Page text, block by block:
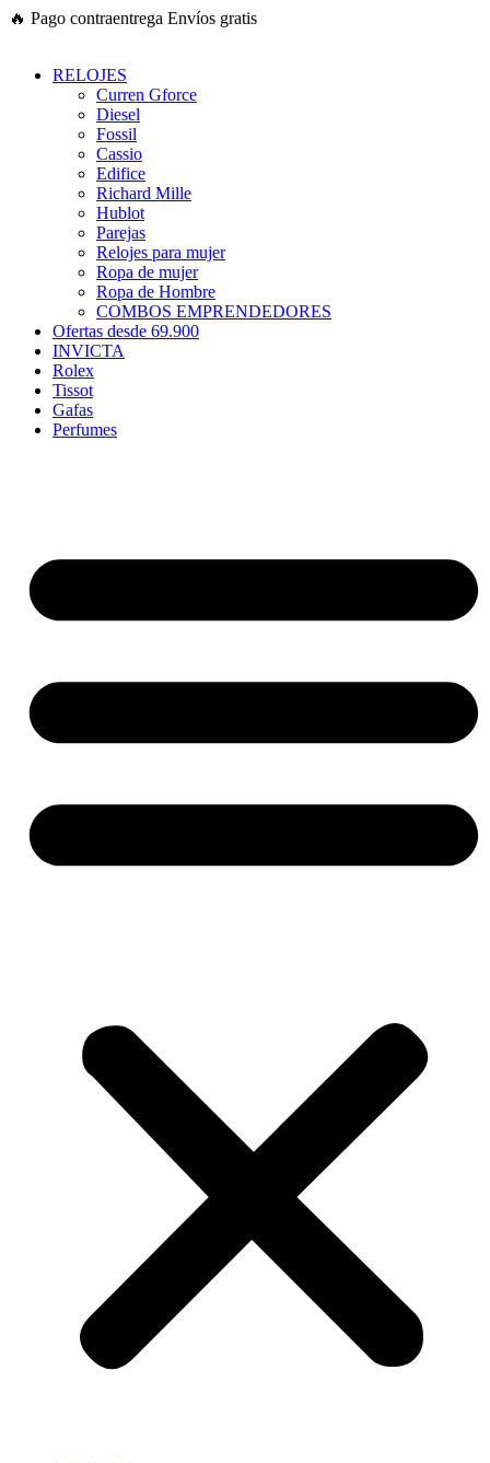
Ir
🔥 Pago contraentrega Envíos gratis
RELOJES
Curren Gforce
Diesel
Fossil
Cassio
Edifice
Richard Mille
Hublot
Parejas
Relojes para mujer
Ropa de mujer
Ropa de Hombre
COMBOS EMPRENDEDORES
Ofertas desde 69.900
INVICTA
Rolex
Tissot
Gafas
Perfumes